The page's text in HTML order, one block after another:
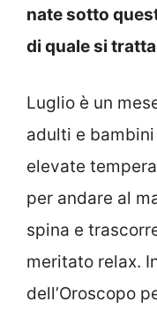
nate sotto
di quale si
Luglio è un
adulti e
elevate
per andare al
spina e
meritato relax.
dell’Oroscopo